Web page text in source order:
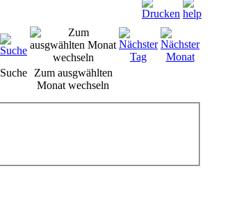
Suche
Zum ausgwählten
Monat wechseln